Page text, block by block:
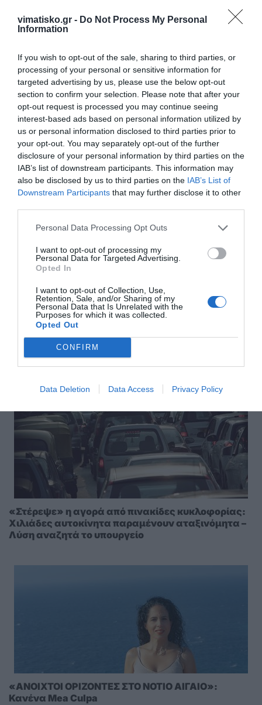
vimatisko.gr - Do Not Process My Personal
Information
If you wish to opt-out of the sale, sharing to third parties, or
processing of your personal or sensitive information for
targeted advertising by us, please use the below opt-out
section to confirm your selection. Please note that after your
opt-out request is processed you may continue seeing
interest-based ads based on personal information utilized by
us or personal information disclosed to third parties prior to
your opt-out. You may separately opt-out of the further
disclosure of your personal information by third parties on the
IAB’s list of downstream participants. This information may
also be disclosed by us to third parties on the IAB’s List of
Downstream Participants that may further disclose it to other
Personal Data Processing Opt Outs
I want to opt-out of processing my
Personal Data for Targeted Advertising.
Opted In
I want to opt-out of Collection, Use,
Retention, Sale, and/or Sharing of my
Personal Data that Is Unrelated with the
Purposes for which it was collected.
Opted Out
CONFIRM
Data Deletion Data Access Privacy Policy
Πρόσθεσε ένα σχόλιο
ΤΙΤΛΟΣ
ΣΧΟΛΙΟ
Αποστολή
«Στέρεψε» η αγορά από πινακίδες κυκλοφορίας:
Χιλιάδες αυτοκίνητα παραμένουν αταξινόμητα –
Λύση αναζητά το υπουργείο
«ΑΝΟΙΧΤΟΙ ΟΡΙΖΟΝΤΕΣ ΣΤΟ ΝΟΤΙΟ ΑΙΓΑΙΟ»:
Κανένα Mea Culpa